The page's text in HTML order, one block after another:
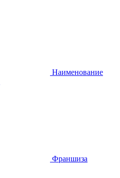
Наименование
Франшиза